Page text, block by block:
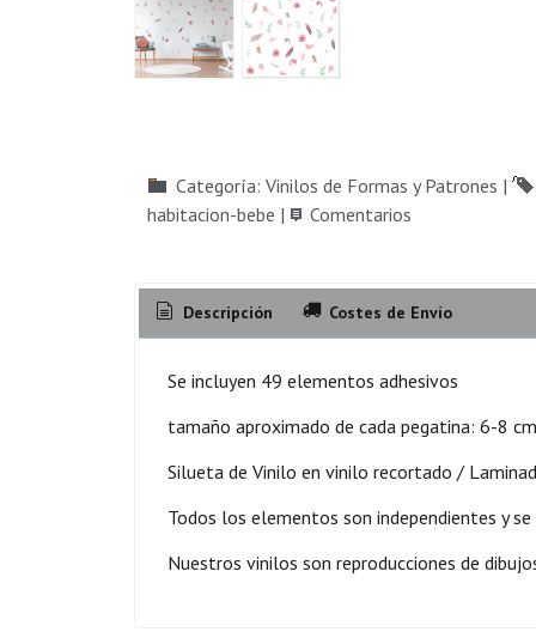
Categoría: Vinilos de Formas y Patrones |
habitacion-bebe | Comentarios
Descripción Costes de Envío
Se incluyen 49 elementos adhesivos
tamaño aproximado de cada pegatina: 6-8
Silueta de Vinilo en vinilo recortado /
Todos los elementos son independientes y
Nuestros vinilos son reproducciones de